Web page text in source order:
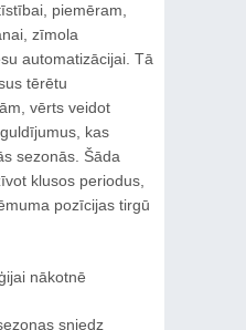
piemēram,
zīmola
automatizācijai. Tā
tērētu
vērts veidot
kas
sezonās. Šāda
klusos periodus,
pozīcijas tirgū
nākotnē
sniedz